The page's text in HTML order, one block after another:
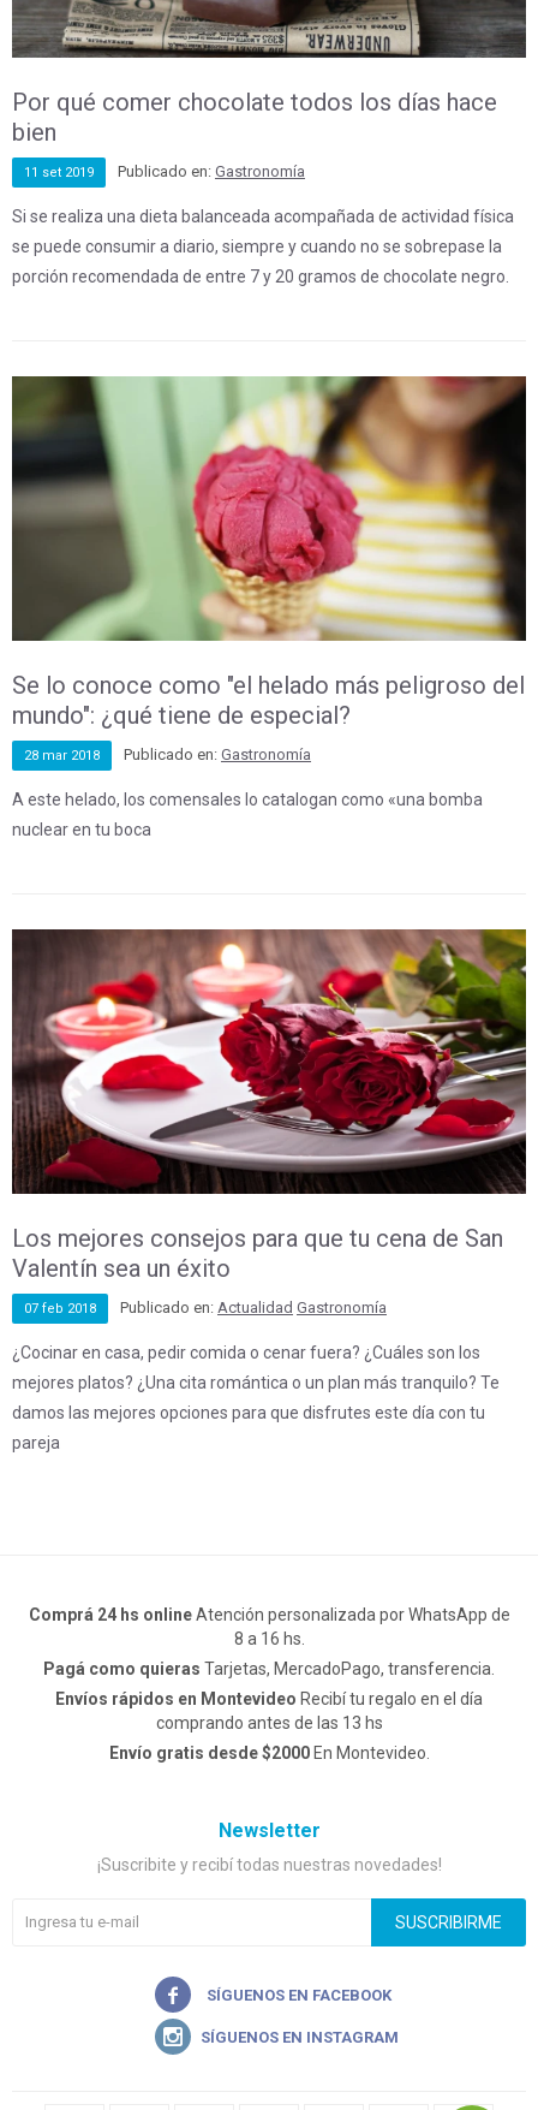
Por qué comer chocolate todos los días hace
bien
11 set 2019 Publicado en: Gastronomía
Si se realiza una dieta balanceada acompañada de actividad física
se puede consumir a diario, siempre y cuando no se sobrepase la
porción recomendada de entre 7 y 20 gramos de chocolate negro.
Se lo conoce como "el helado más peligroso del
mundo": ¿qué tiene de especial?
28 mar 2018 Publicado en: Gastronomía
A este helado, los comensales lo catalogan como «una bomba
nuclear en tu boca
Los mejores consejos para que tu cena de San
Valentín sea un éxito
07 feb 2018 Publicado en: Actualidad Gastronomía
¿Cocinar en casa, pedir comida o cenar fuera? ¿Cuáles son los
mejores platos? ¿Una cita romántica o un plan más tranquilo? Te
damos las mejores opciones para que disfrutes este día con tu
pareja
Comprá 24 hs onlineAtención personalizada por WhatsApp de
8 a 16 hs.
Pagá como quieras Tarjetas, MercadoPago, transferencia.
Envíos rápidos en Montevideo Recibí tu regalo en el día
comprando antes de las 13 hs
Envío gratis desde $2000En Montevideo.
Newsletter
¡Suscribite y recibí todas nuestras novedades!
SUSCRIBIRME

